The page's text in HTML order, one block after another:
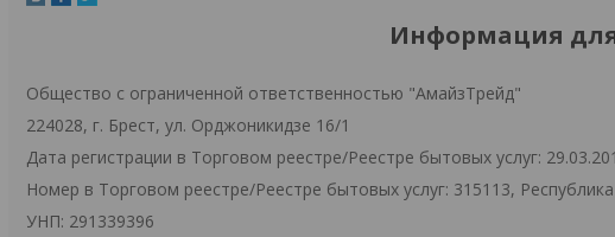
Информация
Общество с ограниченной ответственностью "АмайзТрейд"
224028, г. Брест, ул. Орджоникидзе 16/1
Дата регистрации в Торговом реестре/Реестре бытовых услуг:
Номер в Торговом реестре/Реестре бытовых услуг: 315113,
УНП: 291339396